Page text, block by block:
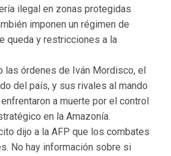
ilegal en zonas protegidas
imponen un régimen de
queda y restricciones a la
las órdenes de Iván Mordisco, el
del país, y sus rivales al mando
a muerte por el control
en la Amazonía.
dijo a la AFP que los combates
No hay información sobre si